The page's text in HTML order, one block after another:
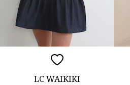
LC WAIKIKI